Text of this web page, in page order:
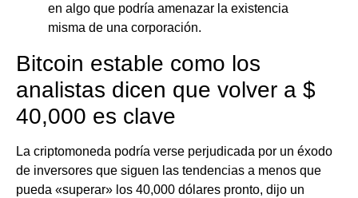
en algo que podría amenazar la existencia
misma de una corporación.
Bitcoin estable como los
analistas dicen que volver a $
40,000 es clave
La criptomoneda podría verse perjudicada por un éxodo
de inversores que siguen las tendencias a menos que
pueda «superar» los 40,000 dólares pronto, dijo un